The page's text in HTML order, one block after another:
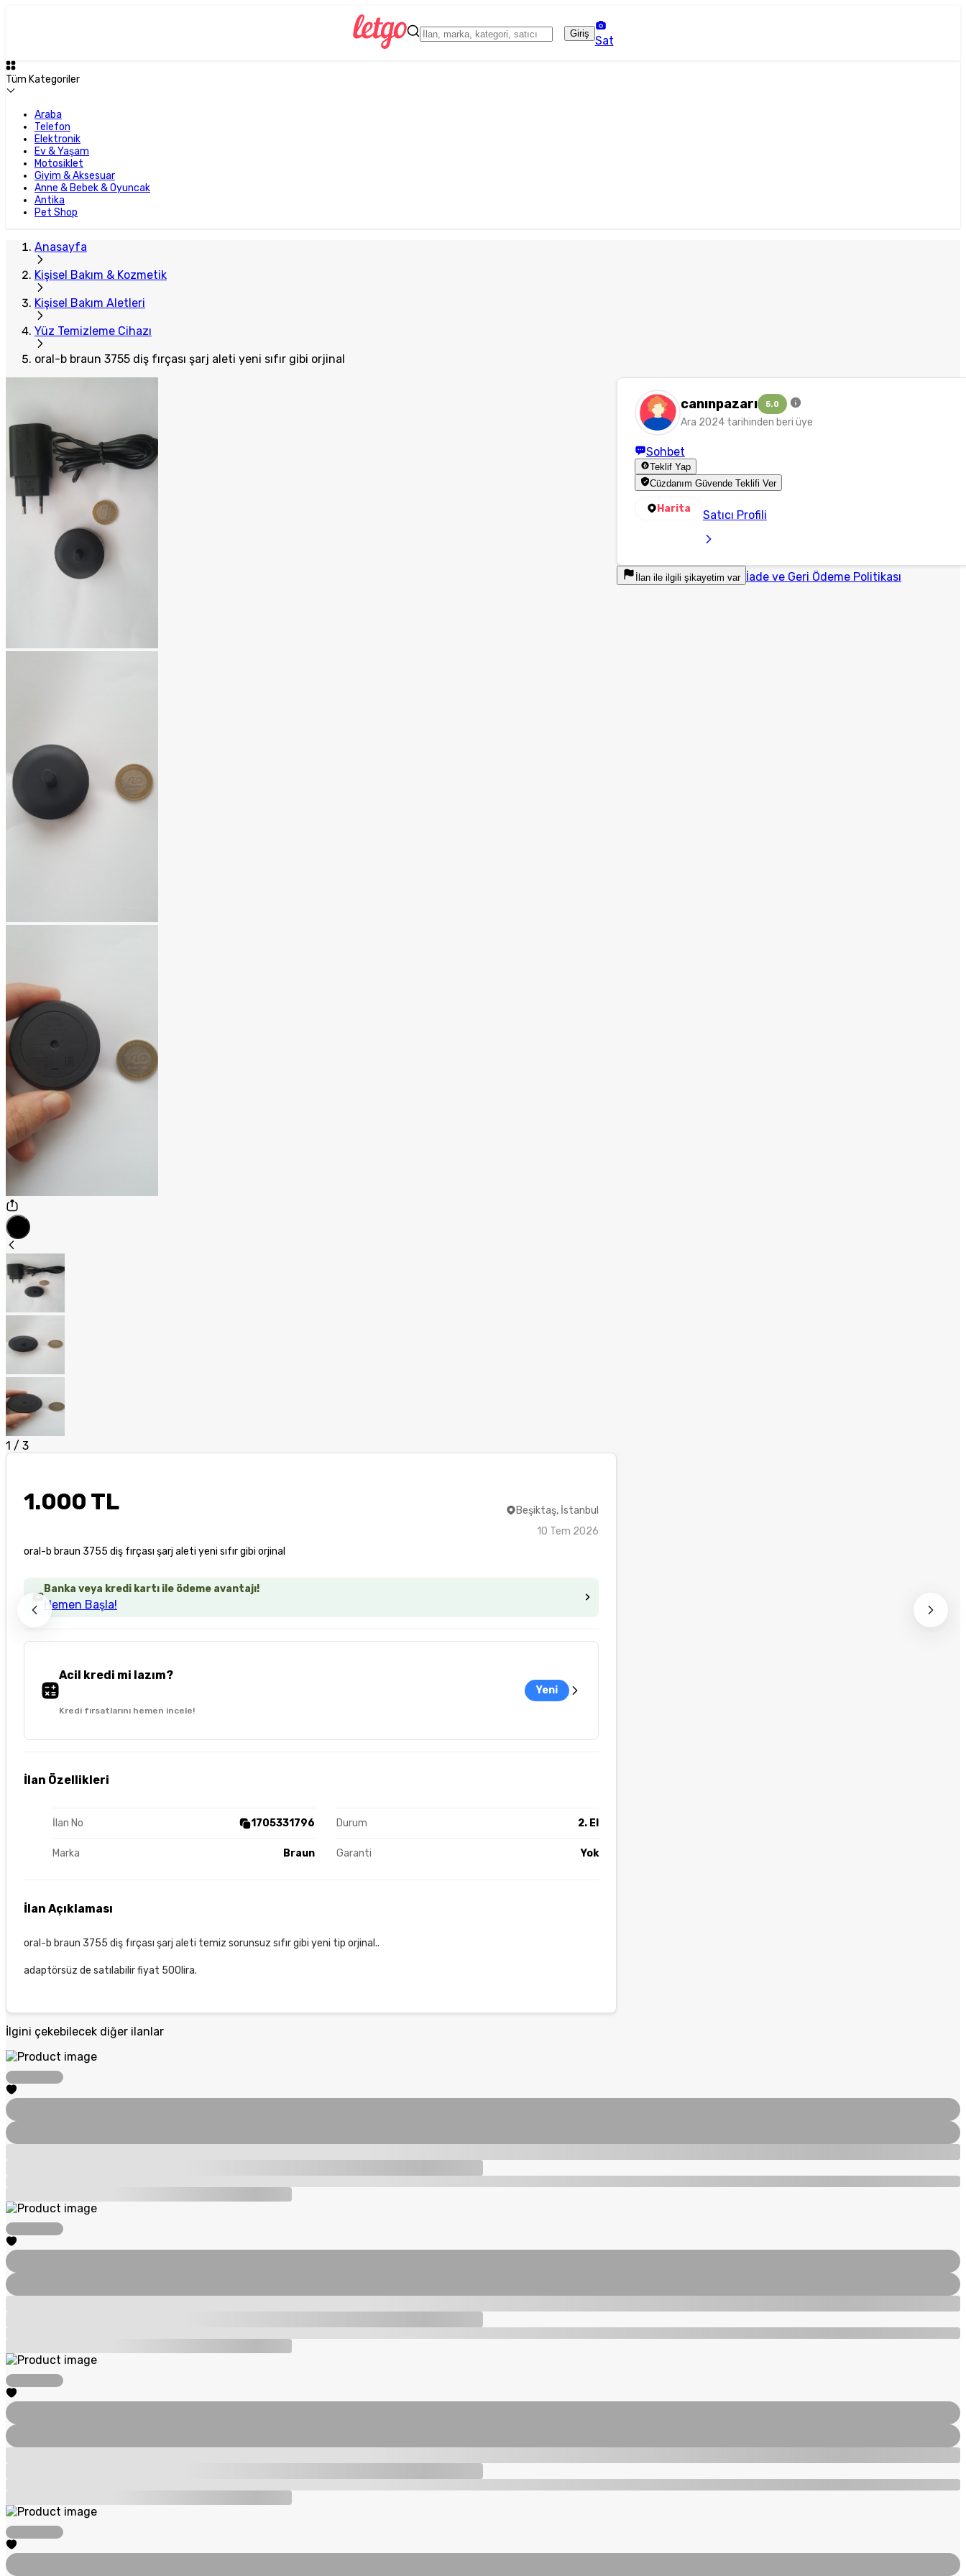
Giriş
Sat
Tüm Kategoriler
Araba
Telefon
Elektronik
Ev & Yaşam
Motosiklet
Giyim & Aksesuar
Anne & Bebek & Oyuncak
Antika
Pet Shop
Anasayfa
Kişisel Bakım & Kozmetik
Kişisel Bakım Aletleri
Yüz Temizleme Cihazı
oral-b braun 3755 diş fırçası şarj aleti yeni sıfır gibi orjinal
1 / 3
1.000 TL
oral-b braun 3755 diş fırçası şarj aleti yeni sıfır gibi orjinal
Beşiktaş, İstanbul
10 Tem 2026
Banka veya kredi kartı ile ödeme avantajı!
Hemen Başla!
Acil kredi mi lazım?
Kredi fırsatlarını hemen incele!
Yeni
İlan Özellikleri
İlan No 1705331796 Durum 2. El
Marka Braun Garanti Yok
İlan Açıklaması
oral-b braun 3755 diş fırçası şarj aleti temiz sorunsuz sıfır gibi yeni tip orjinal..
adaptörsüz de satılabilir fiyat 500lira.
canınpazarı 5.0
Ara 2024 tarihinden beri üye
Sohbet
Teklif Yap
Cüzdanım Güvende Teklifi Ver
Harita Satıcı Profili
İlan ile ilgili şikayetim var İade ve Geri Ödeme Politikası
İlgini çekebilecek diğer ilanlar